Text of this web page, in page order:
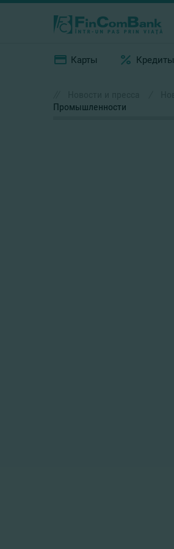
Карты Кредиты
Промышленности